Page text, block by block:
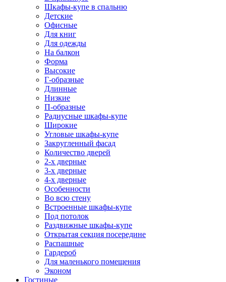
Шкафы-купе в спальню
Детские
Офисные
Для книг
Для одежды
На балкон
Форма
Высокие
Г-образные
Длинные
Низкие
П-образные
Радиусные шкафы-купе
Широкие
Угловые шкафы-купе
Закругленный фасад
Количество дверей
2-х дверные
3-х дверные
4-х дверные
Особенности
Во всю стену
Встроенные шкафы-купе
Под потолок
Раздвижные шкафы-купе
Открытая секция посередине
Распашные
Гардероб
Для маленького помещения
Эконом
Гостиные